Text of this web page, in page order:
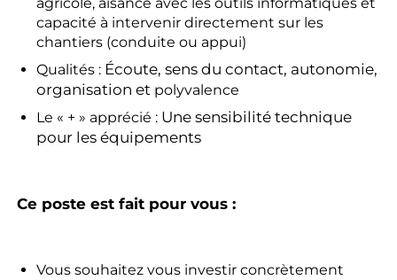
capacité à intervenir directement sur les
chantiers (conduite ou appui)
Qualités : Écoute, sens du contact, autonomie,
organisation et polyvalence
Le « + » apprécié : Une sensibilité technique
pour les équipements
Ce poste est fait pour vous :
Vous souhaitez vous investir concrètement